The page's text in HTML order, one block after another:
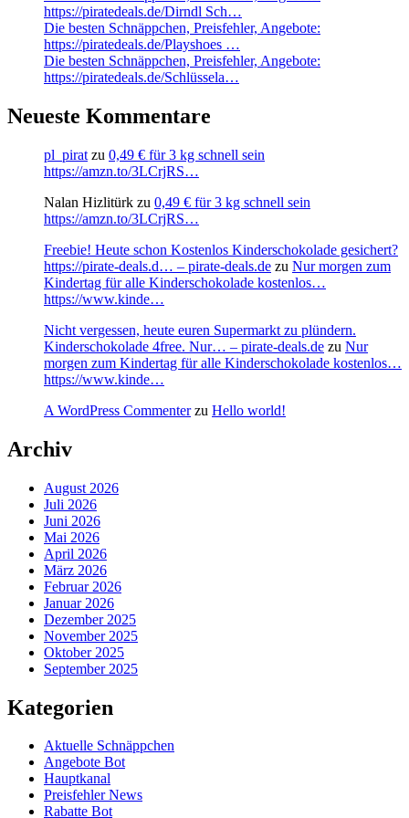
https://piratedeals.de/Dirndl Sch…
Die besten Schnäppchen, Preisfehler, Angebote:
https://piratedeals.de/Playshoes …
Die besten Schnäppchen, Preisfehler, Angebote:
https://piratedeals.de/Schlüssela…
Neueste Kommentare
pl_pirat zu 0,49 € für 3 kg schnell sein
https://amzn.to/3LCrjRS…
Nalan Hizlitürk zu 0,49 € für 3 kg schnell sein
https://amzn.to/3LCrjRS…
Freebie! Heute schon Kostenlos Kinderschokolade gesichert?
https://pirate-deals.d… – pirate-deals.de zu Nur morgen zum
Kindertag für alle Kinderschokolade kostenlos…
https://www.kinde…
Nicht vergessen, heute euren Supermarkt zu plündern.
Kinderschokolade 4free. Nur… – pirate-deals.de zu Nur
morgen zum Kindertag für alle Kinderschokolade kostenlos…
https://www.kinde…
A WordPress Commenterzu Hello world!
Archiv
August 2026
Juli 2026
Juni 2026
Mai 2026
April 2026
März 2026
Februar 2026
Januar 2026
Dezember 2025
November 2025
Oktober 2025
September 2025
Kategorien
Aktuelle Schnäppchen
Angebote Bot
Hauptkanal
Preisfehler News
Rabatte Bot